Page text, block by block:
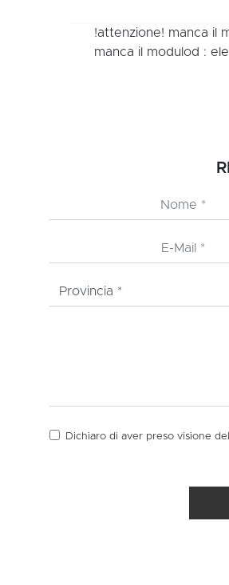
!attenzione! manca il
manca il modulod :
Dichiaro di aver preso visione